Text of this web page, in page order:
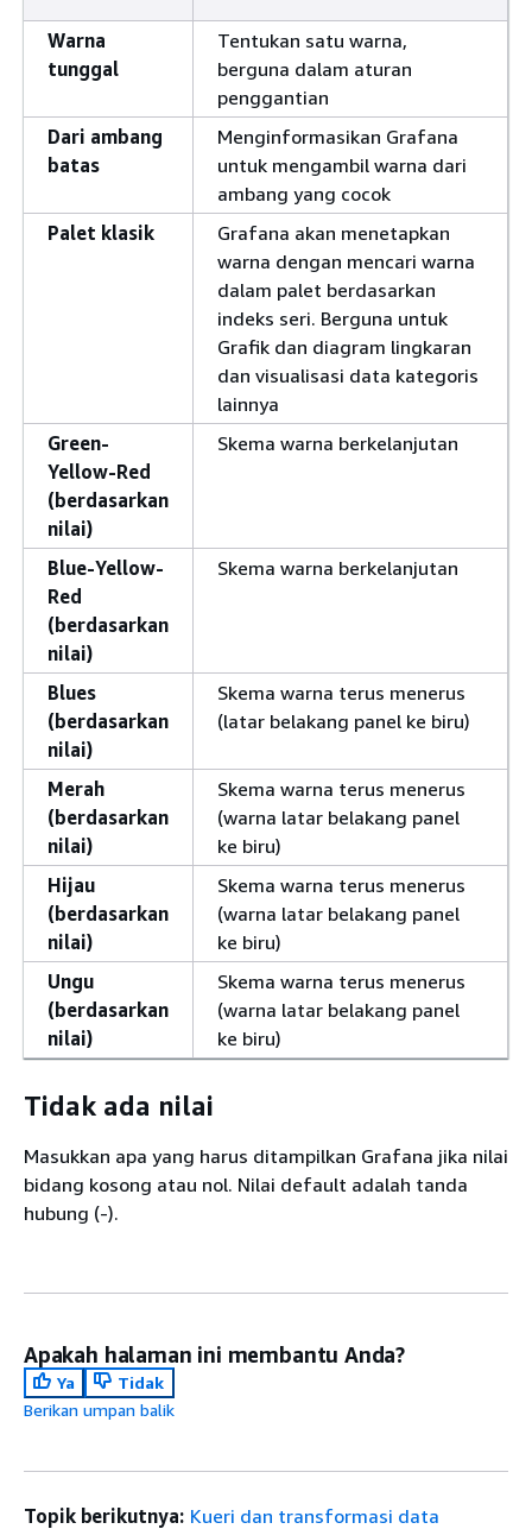
Warna
tunggal
Tentukan satu warna,
berguna dalam aturan
penggantian
Dari ambang
batas
Menginformasikan Grafana
untuk mengambil warna dari
ambang yang cocok
Palet klasik
Grafana akan menetapkan
warna dengan mencari warna
dalam palet berdasarkan
indeks seri. Berguna untuk
Grafik dan diagram lingkaran
dan visualisasi data kategoris
lainnya
Green-
Yellow-Red
(berdasarkan
nilai)
Skema warna berkelanjutan
Blue-Yellow-
Red
(berdasarkan
nilai)
Skema warna berkelanjutan
Blues
(berdasarkan
nilai)
Skema warna terus menerus
(latar belakang panel ke biru)
Merah
(berdasarkan
nilai)
Skema warna terus menerus
(warna latar belakang panel
ke biru)
Hijau
(berdasarkan
nilai)
Skema warna terus menerus
(warna latar belakang panel
ke biru)
Ungu
(berdasarkan
nilai)
Skema warna terus menerus
(warna latar belakang panel
ke biru)
Tidak ada nilai
Masukkan apa yang harus ditampilkan Grafana jika nilai
bidang kosong atau nol. Nilai default adalah tanda
hubung (-).
Apakah halaman ini membantu Anda?
Ya
Tidak
Berikan umpan balik
Topik berikutnya: Kueri dan transformasi data